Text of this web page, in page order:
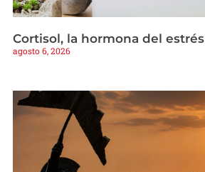
Cortisol, la hormona del estrés
agosto 6, 2026